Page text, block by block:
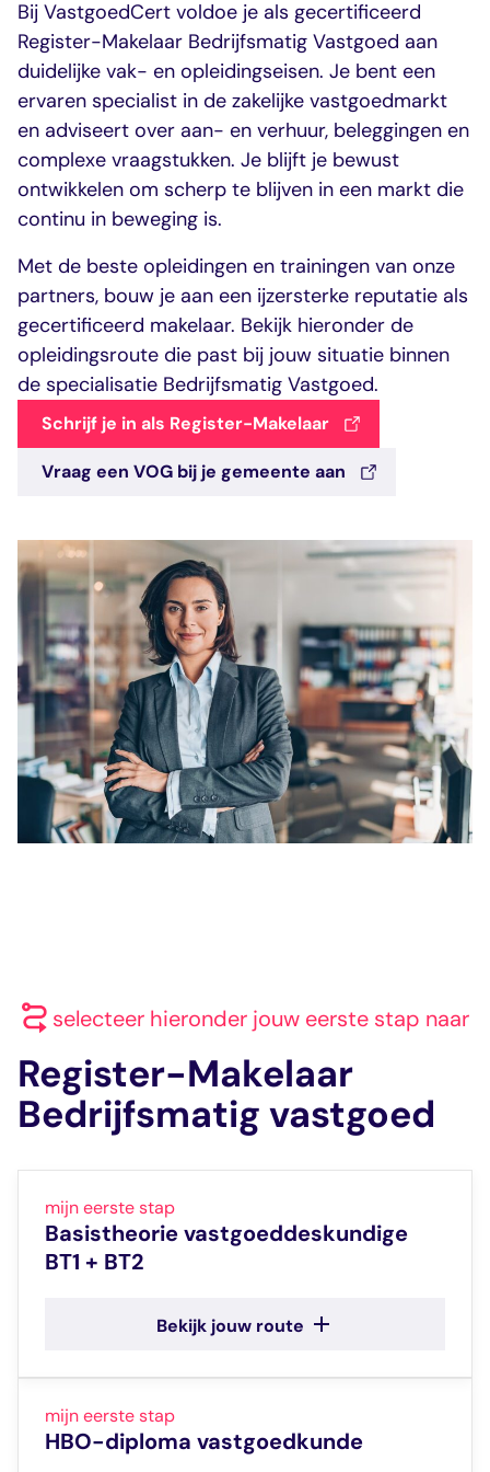
Contact
voortgang en status
Mijn
Educatie
Overzicht van je
jaarlijks te behalen
punten
Belangrijke
documenten
Alle relevante
certificerings- en
Vragen en
antwoorden
Antwoorden op
Landelijk
vastgoed
makelaar
Belangrijke
documenten
Alle relevantie
certificerings- en
Meer inzicht in
het vak
Ontdek wat
certificering als
makelaar inhoudt
vastgoed
Erkende
opleiders
Opleidingsadvies
Ervaringsverhalen
Bij VastgoedCert voldoe je als gecertificeerd
Register-Makelaar Bedrijfsmatig Vastgoed aan
duidelijke vak- en opleidingseisen. Je bent een
ervaren specialist in de zakelijke vastgoedmarkt
en adviseert over aan- en verhuur, beleggingen en
complexe vraagstukken. Je blijft je bewust
ontwikkelen om scherp te blijven in een markt die
continu in beweging is.
Met de beste opleidingen en trainingen van onze
partners, bouw je aan een ijzersterke reputatie als
gecertificeerd makelaar. Bekijk hieronder de
opleidingsroute die past bij jouw situatie binnen
de specialisatie Bedrijfsmatig Vastgoed.
Schrijf je in als Register-Makelaar
Vraag een VOG bij je gemeente aan
selecteer hieronder jouw eerste stap naar
Register-Makelaar
Bedrijfsmatig vastgoed
mijn eerste stap
Basistheorie vastgoeddeskundige
BT1 + BT2
vastgoed
De Specialisatie Bedrijfsmatig
Bekijk jouw route
mijn eerste stap
HBO-diploma vastgoedkunde